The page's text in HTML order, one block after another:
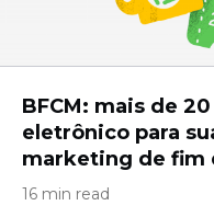
BFCM: mais de
eletrônico para
marketing de fim
16 min read